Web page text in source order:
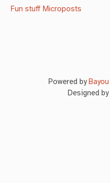
Fun stuff Microposts
Powered by
Designed by